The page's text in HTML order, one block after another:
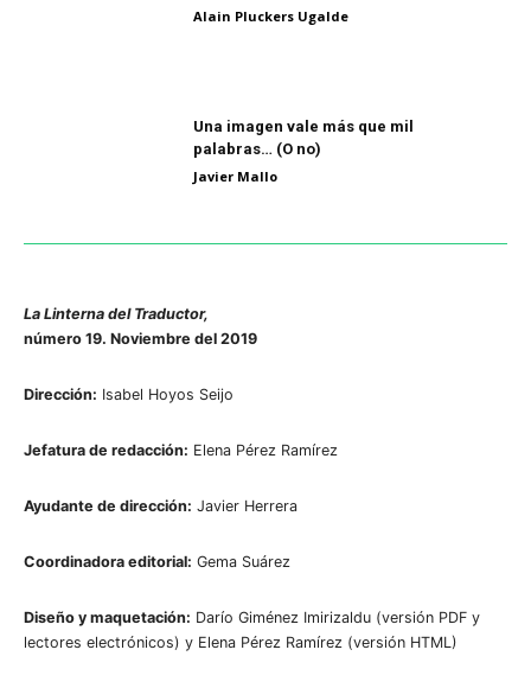
Alain Pluckers Ugalde
Una imagen vale más que mil
palabras… (O no)
Javier Mallo
La Linterna del Traductor,
número 19. Noviembre del 2019
Dirección: Isabel Hoyos Seijo
Jefatura de redacción: Elena Pérez Ramírez
Ayudante de dirección: Javier Herrera
Coordinadora editorial: Gema Suárez
Diseño y maquetación: Darío Giménez Imirizaldu (versión PDF y
lectores electrónicos) y Elena Pérez Ramírez (versión HTML)